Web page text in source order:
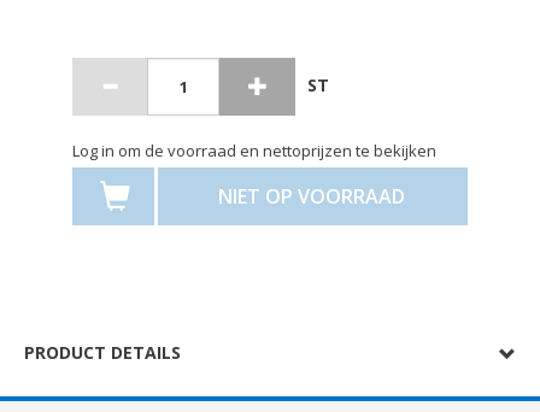
ST
Log in om de voorraad en nettoprijzen te bekijken
NIET OP VOORRAAD
PRODUCT DETAILS